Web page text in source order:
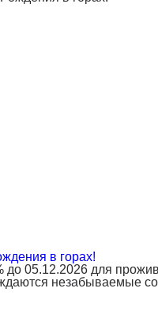
в горах!
до 05.12.2026 для